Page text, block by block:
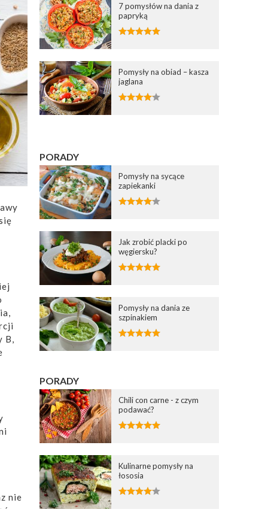
nie
7 pomysłów na dania z
papryką
Pomysły na obiad – kasza
jaglana
PORADY
Pomysły na sycące
zapiekanki
Jak zrobić placki po
węgiersku?
Pomysły na dania ze
szpinakiem
PORADY
Chili con carne - z czym
podawać?
Kulinarne pomysły na
łososia